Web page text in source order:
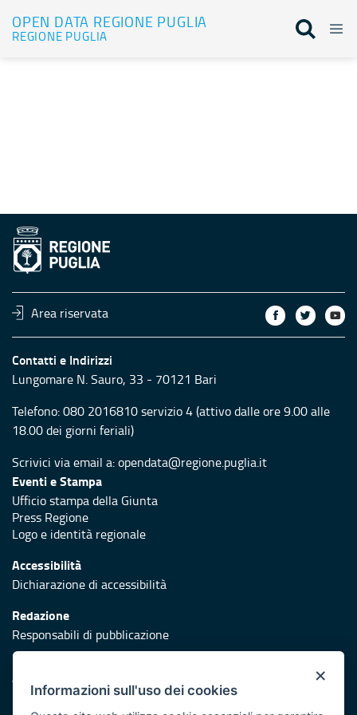
OPEN DATA REGIONE PUGLIA
REGIONE PUGLIA
Area riservata
Contatti e Indirizzi
Lungomare N. Sauro, 33 - 70121 Bari
Telefono:080 2016810 servizio 4(attivo dalle ore 9.00 alle
18.00 dei giorni feriali)
Scrivici via email a:opendata@regione.puglia.it
Eventi e Stampa
Ufficio stampa della Giunta
Press Regione
Logo e identità regionale
Accessibilità
Dichiarazione di accessibilità
Redazione
Responsabili di pubblicazione
Vai al sito di Protezione Civile Puglia
×
Informazioni sull'uso dei cookies